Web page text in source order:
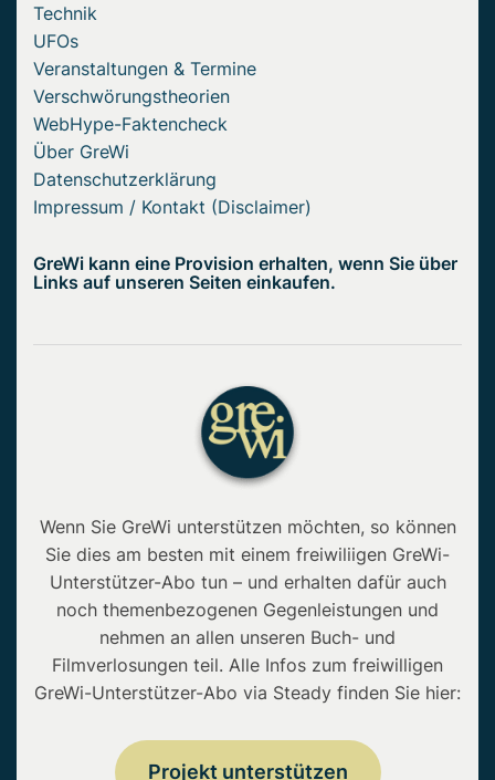
Technik
UFOs
Veranstaltungen & Termine
Verschwörungstheorien
WebHype-Faktencheck
Über GreWi
Datenschutzerklärung
Impressum / Kontakt (Disclaimer)
GreWi kann eine Provision erhalten, wenn Sie über
Links auf unseren Seiten einkaufen.
Wenn Sie GreWi unterstützen möchten, so können
Sie dies am besten mit einem freiwiliigen GreWi-
Unterstützer-Abo tun – und erhalten dafür auch
noch themenbezogenen Gegenleistungen und
nehmen an allen unseren Buch- und
Filmverlosungen teil. Alle Infos zum freiwilligen
GreWi-Unterstützer-Abo via Steady finden Sie hier:
Projekt unterstützen